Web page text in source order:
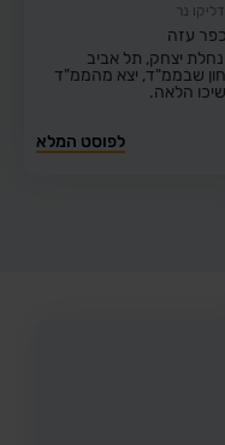
נר
כפר עזה
יצחק, תל אביב
שבממ"ד, יצא מהממ"ד
הלאה.
לפוסט המלא